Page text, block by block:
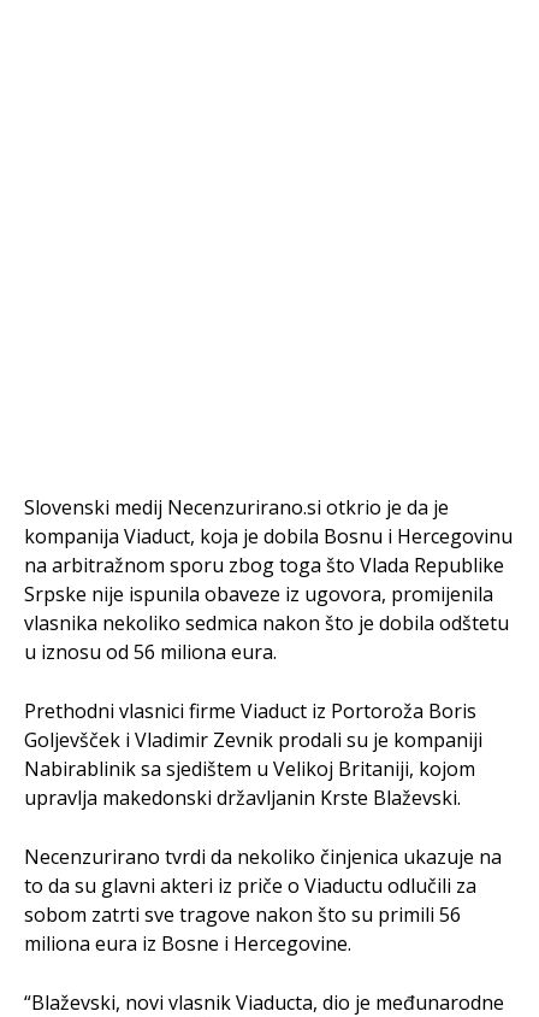
Slovenski medij Necenzurirano.si otkrio je da je
kompanija Viaduct, koja je dobila Bosnu i Hercegovinu
na arbitražnom sporu zbog toga što Vlada Republike
Srpske nije ispunila obaveze iz ugovora, promijenila
vlasnika nekoliko sedmica nakon što je dobila odštetu
u iznosu od 56 miliona eura.
Prethodni vlasnici firme Viaduct iz Portoroža Boris
Goljevšček i Vladimir Zevnik prodali su je kompaniji
Nabirablinik sa sjedištem u Velikoj Britaniji, kojom
upravlja makedonski državljanin Krste Blaževski.
Necenzurirano tvrdi da nekoliko činjenica ukazuje na
to da su glavni akteri iz priče o Viaductu odlučili za
sobom zatrti sve tragove nakon što su primili 56
miliona eura iz Bosne i Hercegovine.
“Blaževski, novi vlasnik Viaducta, dio je međunarodne